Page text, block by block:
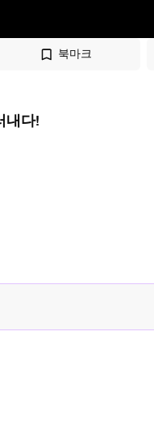
북마크
내다!